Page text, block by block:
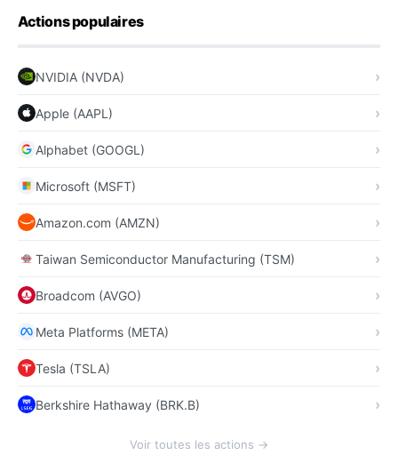
Actions populaires
NVIDIA (NVDA)
Apple (AAPL)
Alphabet (GOOGL)
Microsoft (MSFT)
Amazon.com (AMZN)
Taiwan Semiconductor Manufacturing (TSM)
Broadcom (AVGO)
Meta Platforms (META)
Tesla (TSLA)
Berkshire Hathaway (BRK.B)
Voir toutes les actions →